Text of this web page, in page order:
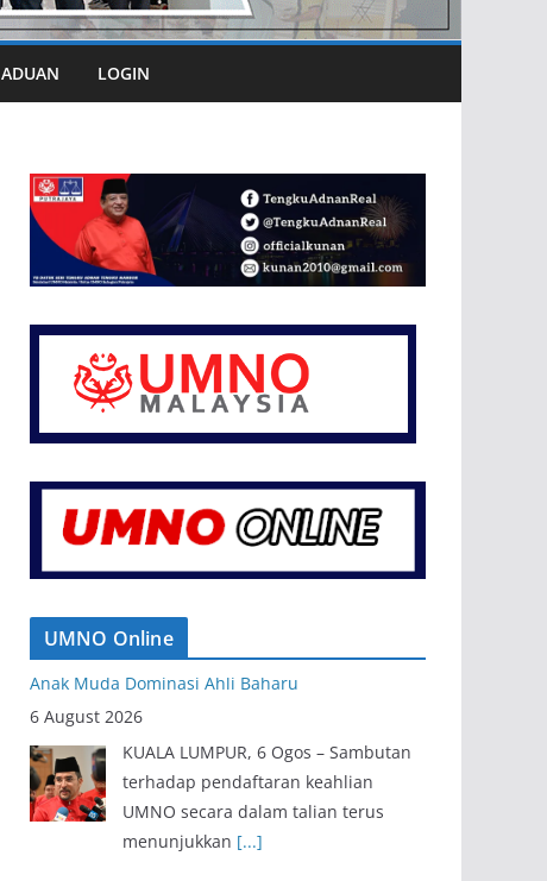
ADUAN LOGIN
UMNO Online
Onn Hafiz Bersuara Demi Pesakit, Jangan
Diputarbelitkan – Hasrunizah
6 August 2026
KUALA LUMPUR, 6 Ogos – Pengerusi
Jawatankuasa Pembangunan Wanita,
Keluarga dan Masyarakat Negeri